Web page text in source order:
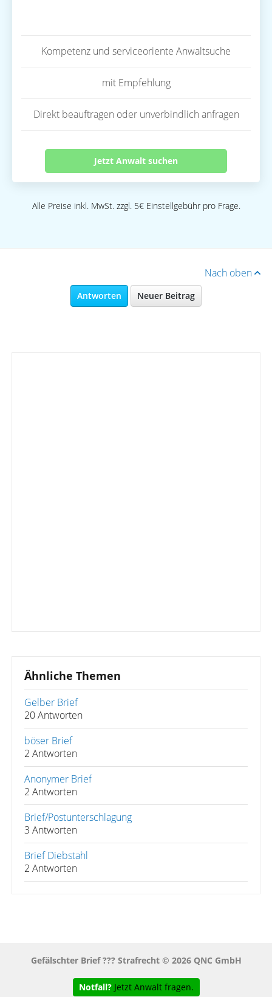
Kompetenz und serviceoriente Anwaltsuche
mit Empfehlung
Direkt beauftragen oder unverbindlich anfragen
Jetzt Anwalt suchen
Alle Preise inkl. MwSt. zzgl. 5€ Einstellgebühr pro Frage.
Nach oben
Antworten Neuer Beitrag
Ähnliche Themen
Gelber Brief
20 Antworten
böser Brief
2 Antworten
Anonymer Brief
2 Antworten
Brief/Postunterschlagung
3 Antworten
Brief Diebstahl
2 Antworten
Gefälschter Brief ??? Strafrecht © 2026 QNC GmbH
Notfall? Jetzt Anwalt fragen.